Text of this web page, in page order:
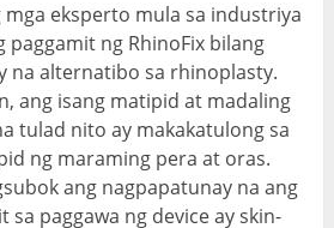
eksperto mula sa industriya
paggamit ng RhinoFix bilang
na alternatibo sa rhinoplasty.
ang isang matipid at madaling
tulad nito ay makakatulong sa
ng maraming pera at oras.
ang nagpapatunay na ang
sa paggawa ng device ay skin-